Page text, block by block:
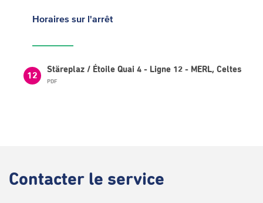
Horaires sur l'arrêt
12
Stäreplaz / Étoile Quai 4 - Ligne 12 - MERL, Celtes
PDF
Contacter le service